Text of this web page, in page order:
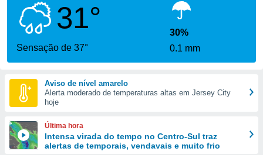
fornecidas
a este
das
e
forma
digital
31°
Sensação de 37°
30%
0.1 mm
Aviso de nível amarelo
Alerta moderado de temperaturas altas em Jersey City
hoje
Última hora
Intensa virada do tempo no Centro-Sul traz
alertas de temporais, vendavais e muito frio